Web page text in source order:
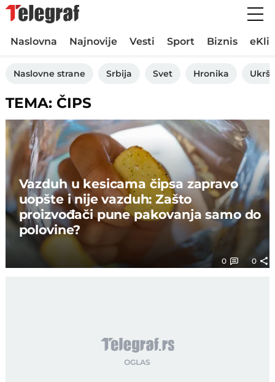
Naslovna Najnovije Vesti Sport Biznis
Naslovne strane Srbija Svet Hronika
TEMA: ČIPS
Vazduh u kesicama čipsa zapravo
uopšte i nije vazduh: Zašto
proizvođači pune pakovanja samo do
polovine?
0 0